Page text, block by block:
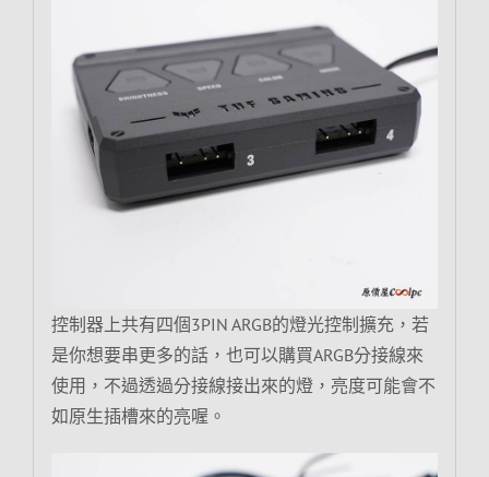
控制器上共有四個3PIN ARGB的燈光控制擴充，若
是你想要串更多的話，也可以購買ARGB分接線來
使用，不過透過分接線接出來的燈，亮度可能會不
如原生插槽來的亮喔。